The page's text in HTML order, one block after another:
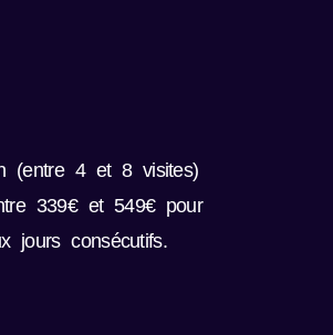
(entre 4 et 8 visites)
339€ et 549€ pour
jours consécutifs.